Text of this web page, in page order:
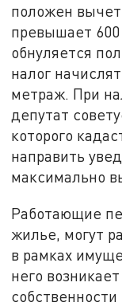
положен вычет
превышает 600
обнуляется
налог
метраж. При
депутат
которого
направить
максимально
Работающие
жилье, могут
в рамках
него